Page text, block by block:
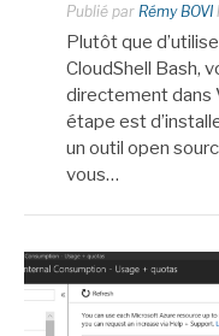
Publié par Rémy BOVI
Plutôt que
CloudShell Bash,
directement dans
étape est
un outil open
vous…